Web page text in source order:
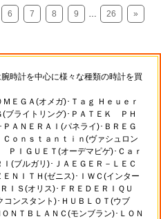
6 7 8 9 26 »
時計を中心に様々な種類の時計を買
ＥＧＡ(オメガ)･Ｔａｇ Ｈｅｕｅｒ
(ブライトリング)･ＰＡＴＥＫ ＰＨ
ＡＮＥＲＡＩ(パネライ)･ＢＲＥＧ
ｏｎｓｔａｎｔｉｎ(ヴァシュロン
ＰＩＧＵＥＴ(オーデマピゲ)･Ｃａｒ
(ブルガリ)･ＪＡＥＧＥＲ－ＬＥＣ
ＮＩＴＨ(ゼニス)･ＩＷＣ(インター
ＩＳ(オリス)･ＦＲＥＤＥＲＩＱＵ
ンスタント)･ＨＵＢＬＯＴ(ウブ
ＮＴＢＬＡＮＣ(モンブラン)･ＬＯＮ